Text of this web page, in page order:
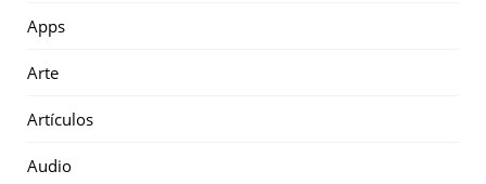
Apps
Arte
Artículos
Audio